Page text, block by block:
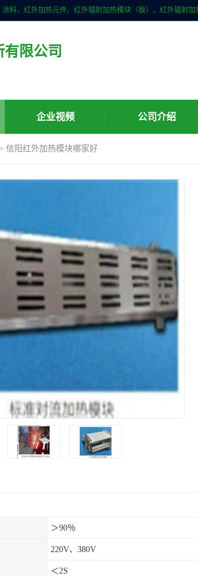
限公司
企业视频 公司介绍
信阳红外加热模块哪家好
＞90％
220V、380V
＜2S